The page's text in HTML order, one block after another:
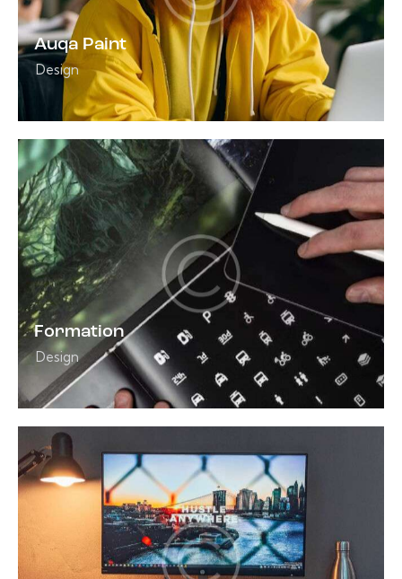
Auqa Paint
Design
Formation
Design